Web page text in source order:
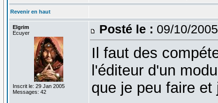
Revenir en haut
Elgrim
Ecuyer
Inscrit le: 29 Jan 2005
Messages: 42
Posté le : 09/10/
Il faut des
l'éditeur d'un
que je peu faire